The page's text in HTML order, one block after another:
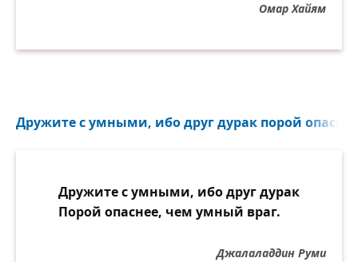
Омар Хайям
Дружите с умными, ибо друг дурак порой
Дружите с умными, ибо друг дурак
Порой опаснее, чем умный враг.
Джалаладдин Руми